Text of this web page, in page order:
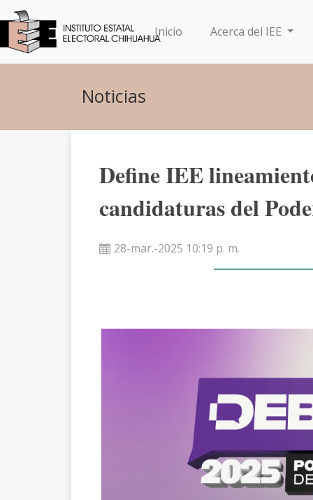
Inicio(current)Acerca del IEE
Noticias
Define IEE
candidaturas del
28-mar.-2025 10:19 p. m.